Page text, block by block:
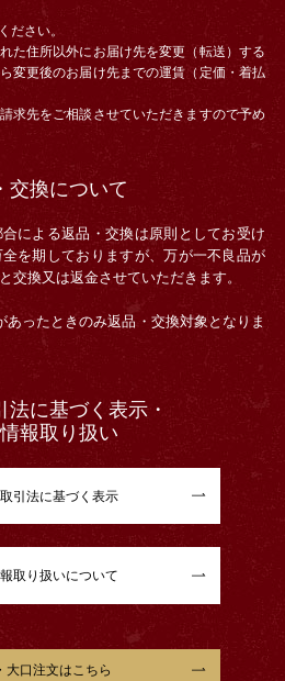
ださい。
た住所以外にお届け先を変更（転送）する
変更後のお届け先までの運賃（定価・着払
求先をご相談させていただきますので予め
交換について
による返品・交換は原則としてお受け
を期しておりますが、万が一不良品が
交換又は返金させていただきます。
ったときのみ返品・交換対象となりま
法に基づく表示・
報取り扱い
引法に基づく表示
取り扱いについて
大口注文はこちら